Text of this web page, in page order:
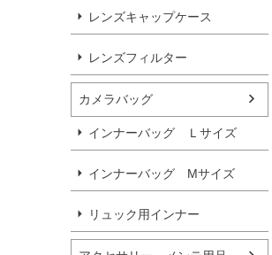
レンズキャップケース
レンズフィルター
カメラバッグ
インナーバッグ Ｌサイズ
インナーバッグ Мサイズ
リュック用インナー